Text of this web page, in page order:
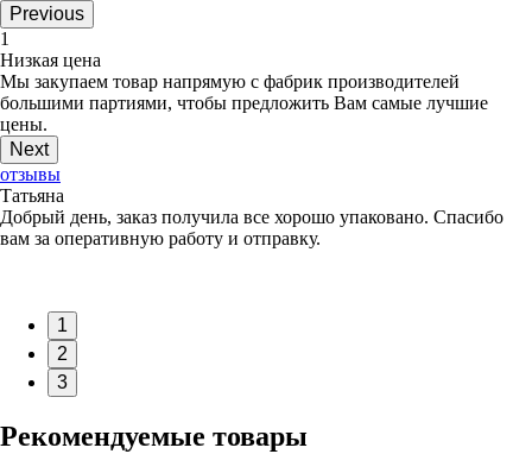
Previous
1
Низкая цена
Мы закупаем товар напрямую с фабрик производителей
большими партиями, чтобы предложить Вам самые лучшие
цены.
Next
отзывы
Татьяна
Добрый день, заказ получила все хорошо упаковано. Спасибо
вам за оперативную работу и отправку.
1
2
3
Рекомендуемые товары